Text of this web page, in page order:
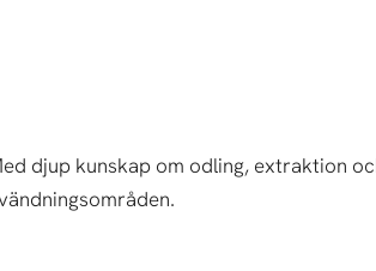
djup kunskap om odling, extraktion